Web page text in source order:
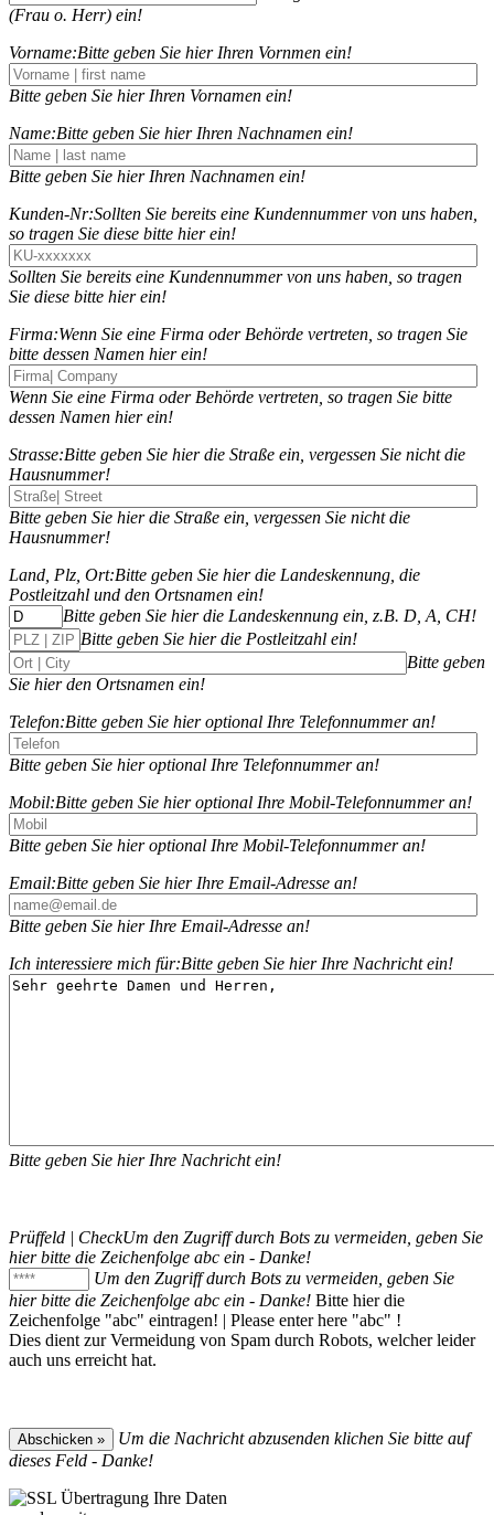
(Frau o. Herr) ein!
Vorname:Bitte geben Sie hier Ihren Vornmen ein!
Bitte geben Sie hier Ihren Vornamen ein!
Name:Bitte geben Sie hier Ihren Nachnamen ein!
Bitte geben Sie hier Ihren Nachnamen ein!
Kunden-Nr:Sollten Sie bereits eine Kundennummer von uns haben,
so tragen Sie diese bitte hier ein!
Sollten Sie bereits eine Kundennummer von uns haben, so tragen
Sie diese bitte hier ein!
Firma:Wenn Sie eine Firma oder Behörde vertreten, so tragen Sie
bitte dessen Namen hier ein!
Wenn Sie eine Firma oder Behörde vertreten, so tragen Sie bitte
dessen Namen hier ein!
Strasse:Bitte geben Sie hier die Straße ein, vergessen Sie nicht die
Hausnummer!
Bitte geben Sie hier die Straße ein, vergessen Sie nicht die
Hausnummer!
Land, Plz, Ort:Bitte geben Sie hier die Landeskennung, die
Postleitzahl und den Ortsnamen ein!
Bitte geben Sie hier die Landeskennung ein, z.B. D, A, CH!
Bitte geben Sie hier die Postleitzahl ein!
Bitte geben
Sie hier den Ortsnamen ein!
Telefon:Bitte geben Sie hier optional Ihre Telefonnummer an!
Bitte geben Sie hier optional Ihre Telefonnummer an!
Mobil:Bitte geben Sie hier optional Ihre Mobil-Telefonnummer an!
Bitte geben Sie hier optional Ihre Mobil-Telefonnummer an!
Email:Bitte geben Sie hier Ihre Email-Adresse an!
Bitte geben Sie hier Ihre Email-Adresse an!
Ich interessiere mich für:Bitte geben Sie hier Ihre Nachricht ein!
Bitte geben Sie hier Ihre Nachricht ein!
Prüffeld | CheckUm den Zugriff durch Bots zu vermeiden, geben Sie
hier bitte die Zeichenfolge abc ein - Danke!
Um den Zugriff durch Bots zu vermeiden, geben Sie
hier bitte die Zeichenfolge abc ein - Danke! Bitte hier die
Zeichenfolge "abc" eintragen! | Please enter here "abc" !
Dies dient zur Vermeidung von Spam durch Robots, welcher leider
auch uns erreicht hat.
Um die Nachricht abzusenden klichen Sie bitte auf
dieses Feld - Danke!
Ihre Daten